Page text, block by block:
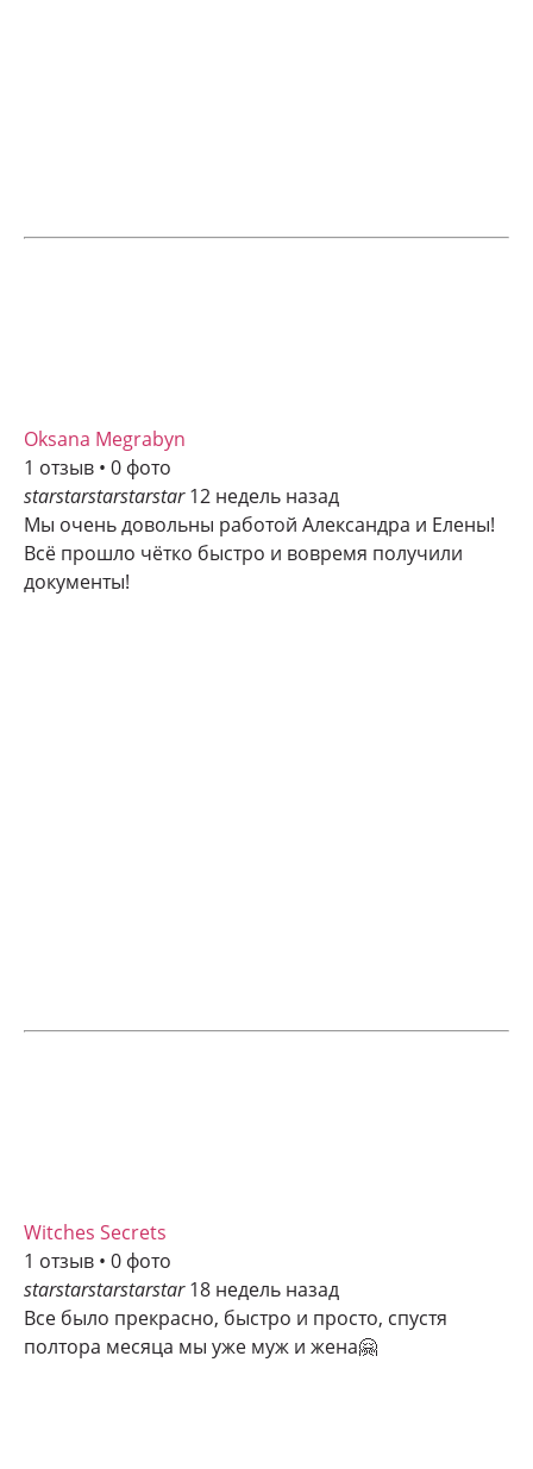
Oksana Megrabyn
1 отзыв • 0 фото
starstarstarstarstar 12 недель назад
Мы очень довольны работой Александра и Елены!
Всё прошло чётко быстро и вовремя получили
документы!
Witches Secrets
1 отзыв • 0 фото
starstarstarstarstar 18 недель назад
Все было прекрасно, быстро и просто, спустя
полтора месяца мы уже муж и жена🤗